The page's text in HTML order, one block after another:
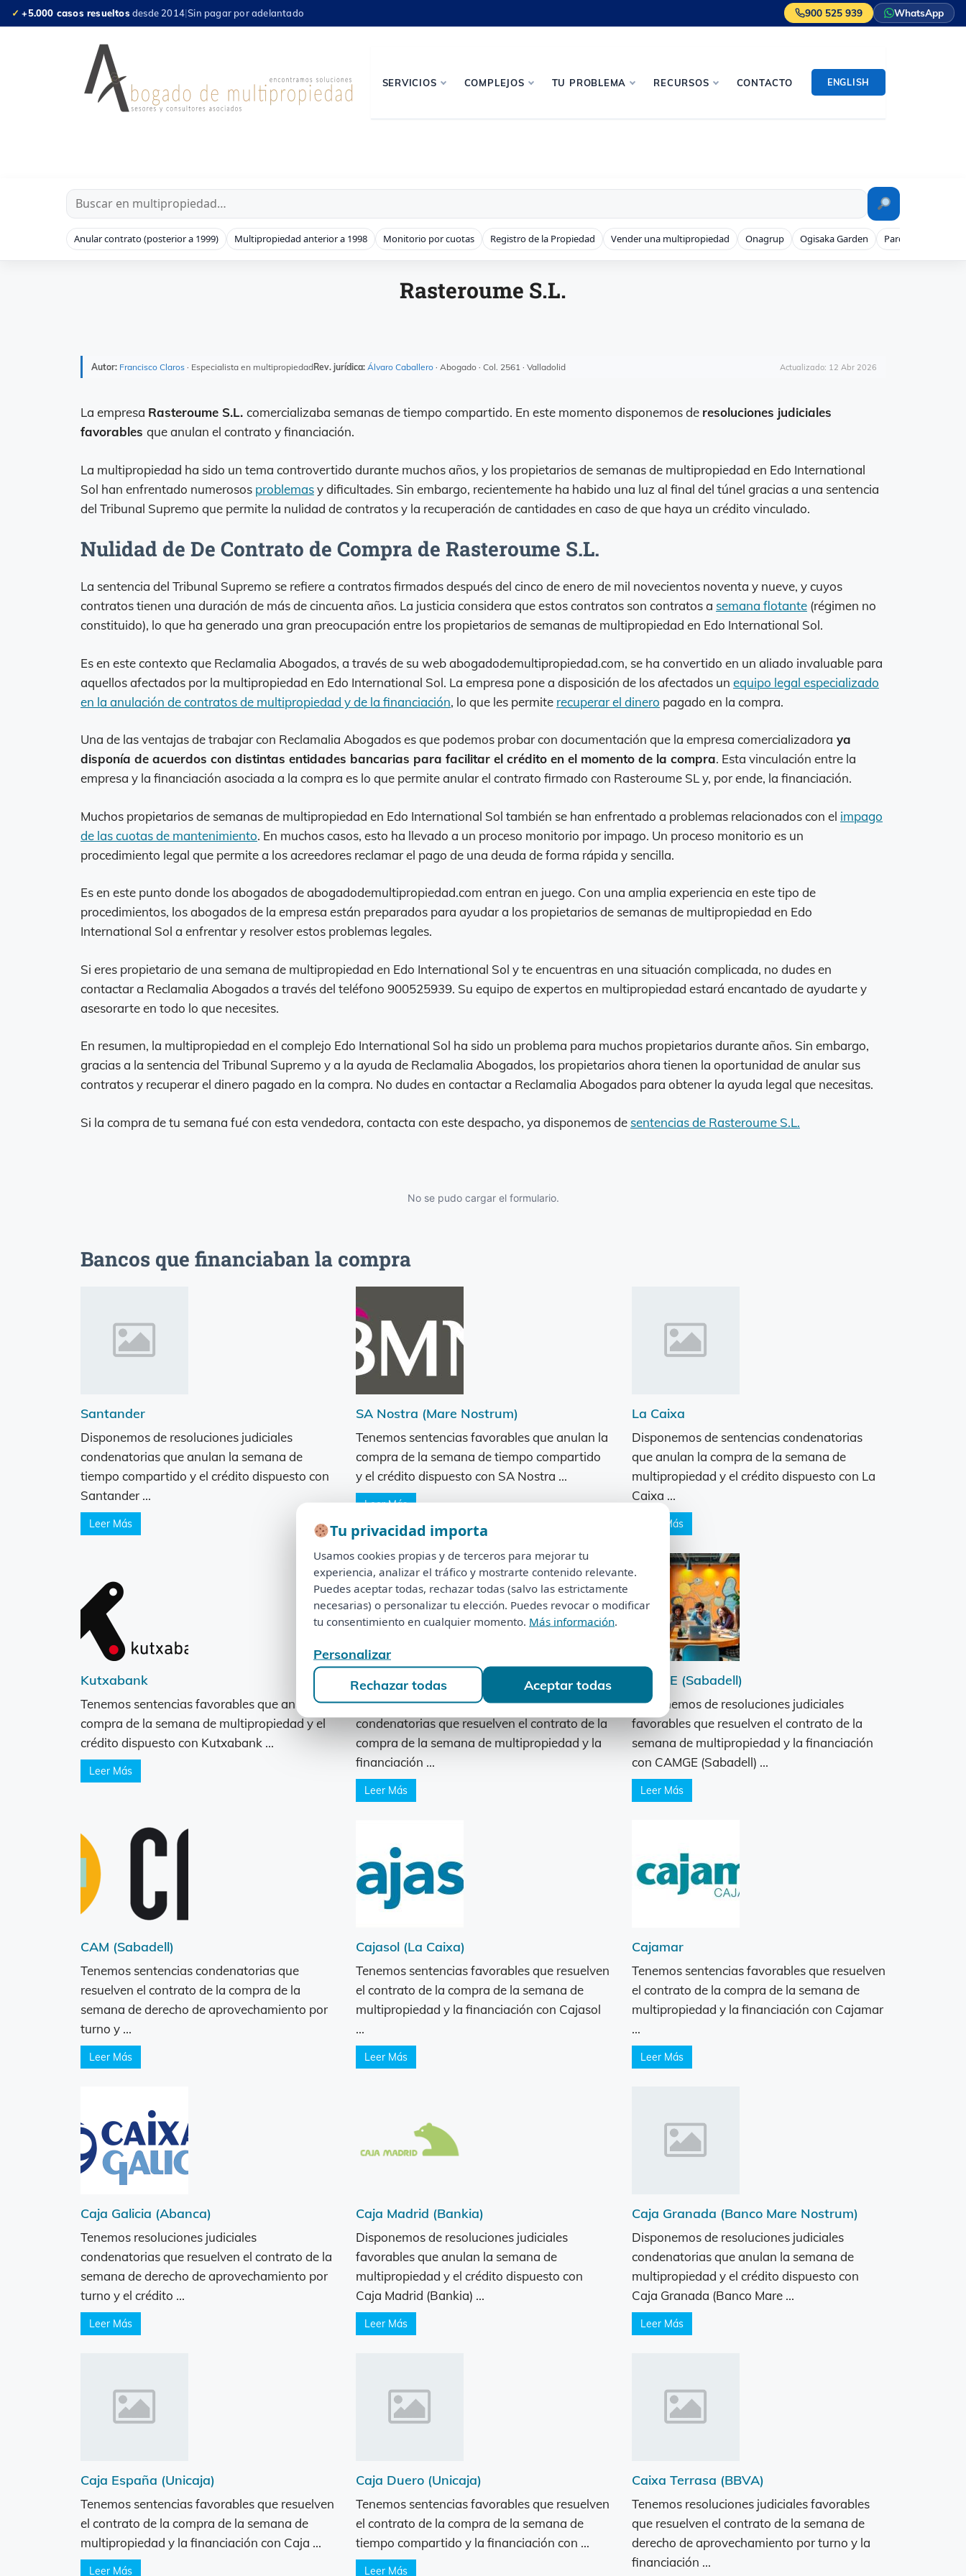
Saltar
al
✓ +5.000 casos resueltos desde 2014|Sin pagar por adelantado 900 525 939 WhatsApp
SERVICIOS COMPLEJOS TU PROBLEMA RECURSOS CONTACTO ENGLISH
Anular contrato (posterior a 1999) Multipropiedad anterior a 1998 Monitorio por cuotas Registro de la Propiedad Vender una multipropiedad Onagrup Ogisaka Garden Parque Denia
Rasteroume S.L.
Autor: Francisco Claros · Especialista en multipropiedadRev. jurídica: Álvaro Caballero · Abogado · Col. 2561 · Valladolid Actualizado: 12 Abr 2026
La empresa Rasteroume S.L. comercializaba semanas de tiempo compartido. En este momento disponemos de resoluciones judiciales
favorables que anulan el contrato y financiación.
La multipropiedad ha sido un tema controvertido durante muchos años, y los propietarios de semanas de multipropiedad en Edo International
Sol han enfrentado numerosos problemasy dificultades. Sin embargo, recientemente ha habido una luz al final del túnel gracias a una sentencia
del Tribunal Supremo que permite la nulidad de contratos y la recuperación de cantidades en caso de que haya un crédito vinculado.
Nulidad de De Contrato de Compra de Rasteroume S.L.
La sentencia del Tribunal Supremo se refiere a contratos firmados después del cinco de enero de mil novecientos noventa y nueve, y cuyos
contratos tienen una duración de más de cincuenta años. La justicia considera que estos contratos son contratos a semana flotante (régimen no
constituido), lo que ha generado una gran preocupación entre los propietarios de semanas de multipropiedad en Edo International Sol.
Es en este contexto que Reclamalia Abogados, a través de su web abogadodemultipropiedad.com, se ha convertido en un aliado invaluable para
aquellos afectados por la multipropiedad en Edo International Sol. La empresa pone a disposición de los afectados un equipo legal especializado
en la anulación de contratos de multipropiedad y de la financiación, lo que les permite recuperar el dinero pagado en la compra.
Una de las ventajas de trabajar con Reclamalia Abogados es que podemos probar con documentación que la empresa comercializadora ya
disponía de acuerdos con distintas entidades bancarias para facilitar el crédito en el momento de la compra. Esta vinculación entre la
empresa y la financiación asociada a la compra es lo que permite anular el contrato firmado con Rasteroume SL y, por ende, la financiación.
Muchos propietarios de semanas de multipropiedad en Edo International Sol también se han enfrentado a problemas relacionados con el impago
de las cuotas de mantenimiento. En muchos casos, esto ha llevado a un proceso monitorio por impago. Un proceso monitorio es un
procedimiento legal que permite a los acreedores reclamar el pago de una deuda de forma rápida y sencilla.
Es en este punto donde los abogados de abogadodemultipropiedad.com entran en juego. Con una amplia experiencia en este tipo de
procedimientos, los abogados de la empresa están preparados para ayudar a los propietarios de semanas de multipropiedad en Edo
International Sol a enfrentar y resolver estos problemas legales.
Si eres propietario de una semana de multipropiedad en Edo International Sol y te encuentras en una situación complicada, no dudes en
contactar a Reclamalia Abogados a través del teléfono 900525939. Su equipo de expertos en multipropiedad estará encantado de ayudarte y
asesorarte en todo lo que necesites.
En resumen, la multipropiedad en el complejo Edo International Sol ha sido un problema para muchos propietarios durante años. Sin embargo,
gracias a la sentencia del Tribunal Supremo y a la ayuda de Reclamalia Abogados, los propietarios ahora tienen la oportunidad de anular sus
contratos y recuperar el dinero pagado en la compra. No dudes en contactar a Reclamalia Abogados para obtener la ayuda legal que necesitas.
Si la compra de tu semana fué con esta vendedora, contacta con este despacho, ya disponemos de sentencias de Rasteroume S.L.
No se pudo cargar el formulario.
Bancos que financiaban la compra
Santander
Disponemos de resoluciones judiciales
condenatorias que anulan la semana de
tiempo compartido y el crédito dispuesto con
Santander ...
Leer Más
SA Nostra (Mare Nostrum)
Tenemos sentencias favorables que anulan la
compra de la semana de tiempo compartido
y el crédito dispuesto con SA Nostra ...
Leer Más
La Caixa
Disponemos de sentencias condenatorias
que anulan la compra de la semana de
multipropiedad y el crédito dispuesto con La
Caixa ...
Leer Más
Kutxabank
Tenemos sentencias favorables que anulan la
compra de la semana de multipropiedad y el
crédito dispuesto con Kutxabank ...
Leer Más
Central Hispano (Santander)
Disponemos de resoluciones judiciales
condenatorias que resuelven el contrato de la
compra de la semana de multipropiedad y la
financiación ...
Leer Más
CAMGE (Sabadell)
Disponemos de resoluciones judiciales
favorables que resuelven el contrato de la
semana de multipropiedad y la financiación
con CAMGE (Sabadell) ...
Leer Más
CAM (Sabadell)
Tenemos sentencias condenatorias que
resuelven el contrato de la compra de la
semana de derecho de aprovechamiento por
turno y ...
Leer Más
Cajasol (La Caixa)
Tenemos sentencias favorables que resuelven
el contrato de la compra de la semana de
multipropiedad y la financiación con Cajasol
...
Leer Más
Cajamar
Tenemos sentencias favorables que resuelven
el contrato de la compra de la semana de
multipropiedad y la financiación con Cajamar
...
Leer Más
Caja Galicia (Abanca)
Tenemos resoluciones judiciales
condenatorias que resuelven el contrato de la
semana de derecho de aprovechamiento por
turno y el crédito ...
Leer Más
Caja Madrid (Bankia)
Disponemos de resoluciones judiciales
favorables que anulan la semana de
multipropiedad y el crédito dispuesto con
Caja Madrid (Bankia) ...
Leer Más
Caja Granada (Banco Mare Nostrum)
Disponemos de resoluciones judiciales
condenatorias que anulan la semana de
multipropiedad y el crédito dispuesto con
Caja Granada (Banco Mare ...
Leer Más
Caja España (Unicaja)
Tenemos sentencias favorables que resuelven
el contrato de la compra de la semana de
multipropiedad y la financiación con Caja ...
Leer Más
Caja Duero (Unicaja)
Tenemos sentencias favorables que resuelven
el contrato de la compra de la semana de
tiempo compartido y la financiación con ...
Leer Más
Caixa Terrasa (BBVA)
Tenemos resoluciones judiciales favorables
que resuelven el contrato de la semana de
derecho de aprovechamiento por turno y la
financiación ...
Tu privacidad importa
Usamos cookies propias y de terceros para mejorar tu
experiencia, analizar el tráfico y mostrarte contenido relevante.
Puedes aceptar todas, rechazar todas (salvo las estrictamente
necesarias) o personalizar tu elección. Puedes revocar o modificar
tu consentimiento en cualquier momento. Más información.
Personalizar
Rechazar todas
Aceptar todas
Tu privacidad importa
Usamos cookies propias y de terceros para mejorar tu
experiencia, analizar el tráfico y mostrarte contenido relevante.
Puedes aceptar todas, rechazar todas (salvo las estrictamente
necesarias) o personalizar tu elección. Puedes revocar o modificar
tu consentimiento en cualquier momento. Más información.
Personalizar
Rechazar todas Aceptar todas